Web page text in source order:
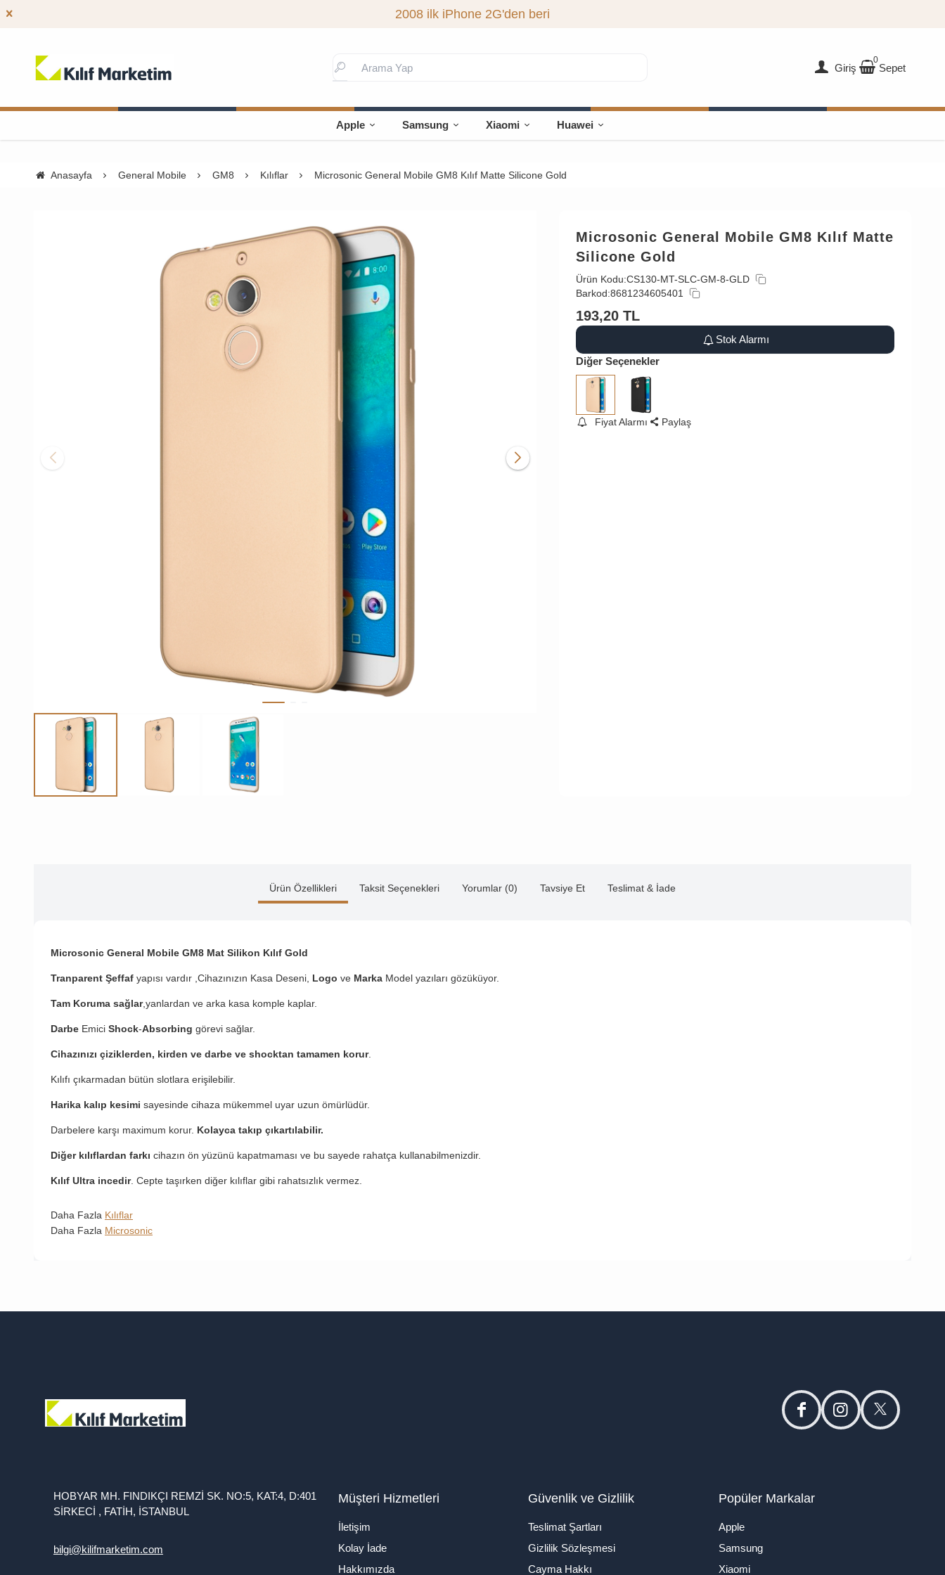
2008 ilk iPhone 2G'den beri
Giriş
0
Sepet
Apple Samsung Xiaomi Huawei
Anasayfa General Mobile GM8 Kılıflar Microsonic General Mobile GM8 Kılıf Matte Silicone Gold
Microsonic General Mobile GM8 Kılıf Matte
Silicone Gold
Ürün Kodu:CS130-MT-SLC-GM-8-GLD
Barkod:8681234605401
193,20 TL
Stok Alarmı
Diğer Seçenekler
Fiyat Alarmı Paylaş
Ürün Özellikleri Taksit Seçenekleri Yorumlar (0) Tavsiye Et Teslimat & İade
Microsonic General Mobile GM8 Mat Silikon Kılıf Gold
Tranparent Şeffaf yapısı vardır ,Cihazınızın Kasa Deseni, Logo ve Marka Model yazıları gözüküyor.
Tam Koruma sağlar,yanlardan ve arka kasa komple kaplar.
Darbe Emici Shock-Absorbing görevi sağlar.
Cihazınızı çiziklerden, kirden ve darbe ve shocktan tamamen korur.
Kılıfı çıkarmadan bütün slotlara erişilebilir.
Harika kalıp kesimi sayesinde cihaza mükemmel uyar uzun ömürlüdür.
Darbelere karşı maximum korur. Kolayca takıp çıkartılabilir.
Diğer kılıflardan farkı cihazın ön yüzünü kapatmaması ve bu sayede rahatça kullanabilmenizdir.
Kılıf Ultra incedir. Cepte taşırken diğer kılıflar gibi rahatsızlık vermez.
Daha Fazla Kılıflar
Daha Fazla Microsonic
facebookinstagramtwitter
HOBYAR MH. FINDIKÇI REMZİ SK. NO:5, KAT:4, D:401
SİRKECİ , FATİH, İSTANBUL
bilgi@kilifmarketim.com
Müşteri Hizmetleri
İletişim
Kolay İade
Hakkımızda
Güvenlik ve Gizlilik
Teslimat Şartları
Gizlilik Sözleşmesi
Cayma Hakkı
Popüler Markalar
Apple
Samsung
Xiaomi